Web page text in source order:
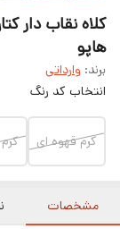
کلاه نقاب دار
هاپو
برند: وارداتی
انتخاب کد رنگ
کرم قهوه ای
مشخصات